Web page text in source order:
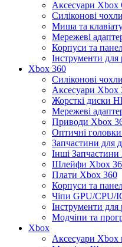
Аксесуари Xbox
Силіконові
Миша та
Мережеві
Корпуси та
Інструменти
Xbox 360
Силіконові
Аксесуари Xbox
Жорсткі диски
Мережеві
Приводи Xbox
Оптичні
Запчастини для
Інші
Шлейфи Xbox
Плати Xbox 360
Корпуси та
Чіпи GPU/CPU/
Інструменти
Модчіпи та
Xbox
Аксесуари